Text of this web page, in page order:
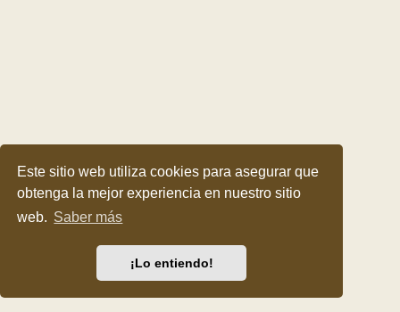
Este sitio web utiliza cookies para asegurar que
obtenga la mejor experiencia en nuestro sitio
web. Saber más
¡Lo entiendo!